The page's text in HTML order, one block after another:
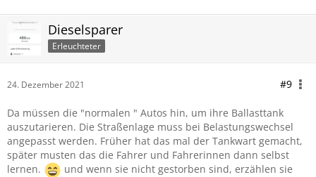
Dieselsparer
Erleuchteter
24. Dezember 2021 #9
Da müssen die "normalen " Autos hin, um ihre Ballasttank
auszutarieren. Die Straßenlage muss bei Belastungswechsel
angepasst werden. Früher hat das mal der Tankwart gemacht,
später musten das die Fahrer und Fahrerinnen dann selbst
lernen.
und wenn sie nicht gestorben sind, erzählen sie